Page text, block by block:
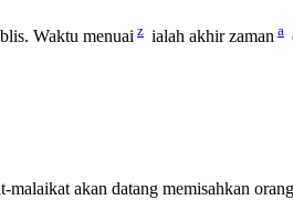
Waktu menuai z ialah akhir zaman a
akan datang memisahkan